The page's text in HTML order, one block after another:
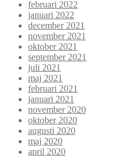
februari 2022
januari 2022
december 2021
november 2021
oktober 2021
september 2021
juli 2021
maj 2021
februari 2021
januari 2021
november 2020
oktober 2020
augusti 2020
maj 2020
april 2020